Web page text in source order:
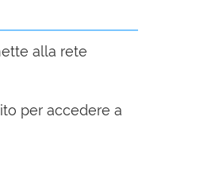
alla rete
per accedere a